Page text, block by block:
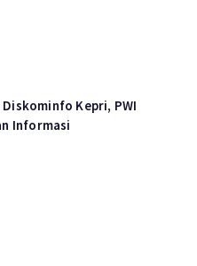
Kepri, PWI
Informasi